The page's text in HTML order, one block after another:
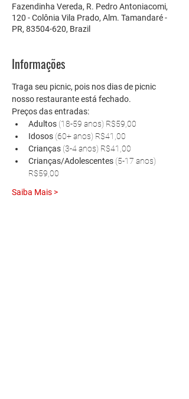
Fazendinha Vereda, R. Pedro Antoniacomi,
120 - Colônia Vila Prado, Alm. Tamandaré -
PR, 83504-620, Brazil
Informações
Traga seu picnic, pois nos dias de picnic
nosso restaurante está fechado.
Preços das entradas:
Adultos (18-59 anos) R$59,00
Idosos (60+ anos) R$41,00
Crianças (3-4 anos) R$41,00
Crianças/Adolescentes (5-17 anos)
R$59,00
Saiba Mais >